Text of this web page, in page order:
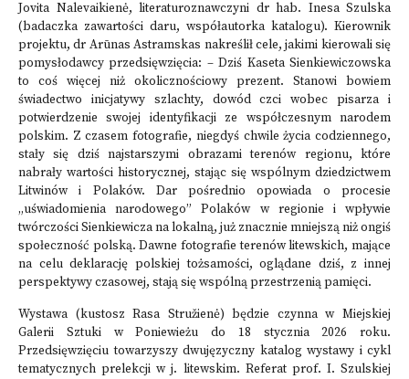
Jovita Nalevaikienė, literaturoznawczyni dr hab. Inesa Szulska
(badaczka zawartości daru, współautorka katalogu). Kierownik
projektu, dr Arūnas Astramskas nakreślił cele, jakimi kierowali się
pomysłodawcy przedsięwzięcia: – Dziś Kaseta Sienkiewiczowska
to coś więcej niż okolicznościowy prezent. Stanowi bowiem
świadectwo inicjatywy szlachty, dowód czci wobec pisarza i
potwierdzenie swojej identyfikacji ze współczesnym narodem
polskim. Z czasem fotografie, niegdyś chwile życia codziennego,
stały się dziś najstarszymi obrazami terenów regionu, które
nabrały wartości historycznej, stając się wspólnym dziedzictwem
Litwinów i Polaków. Dar pośrednio opowiada o procesie
„uświadomienia narodowego” Polaków w regionie i wpływie
twórczości Sienkiewicza na lokalną, już znacznie mniejszą niż ongiś
społeczność polską. Dawne fotografie terenów litewskich, mające
na celu deklarację polskiej tożsamości, oglądane dziś, z innej
perspektywy czasowej, stają się wspólną przestrzenią pamięci.
Wystawa (kustosz Rasa Stružienė) będzie czynna w Miejskiej
Galerii Sztuki w Poniewieżu do 18 stycznia 2026 roku.
Przedsięwzięciu towarzyszy dwujęzyczny katalog wystawy i cykl
tematycznych prelekcji w j. litewskim. Referat prof. I. Szulskiej